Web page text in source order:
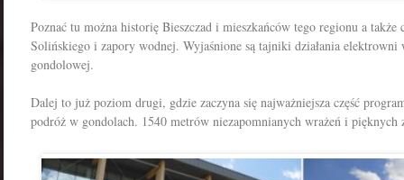
Poznać tu można historię Bieszczad i mieszkańców tego regionu a także
Solińskiego i zapory wodnej. Wyjaśnione są tajniki działania
gondolowej.
Dalej to już poziom drugi, gdzie zaczyna się najważniejsza część
podróż w gondolach. 1540 metrów niezapomnianych wrażeń i